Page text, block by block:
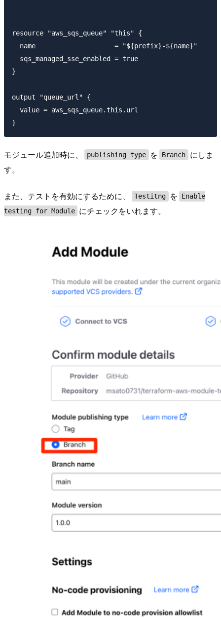
resource "aws_sqs_queue" "this" {
  name                    = "${prefix}-${name}"
  sqs_managed_sse_enabled = true
}
output "queue_url" {
  value = aws_sqs_queue.this.url
モジュール追加時に、 publishing type を Branch
にしま
す。
また、テストを有効にするために、 Testitng を
Enable
testing for Module にチェックをいれます。